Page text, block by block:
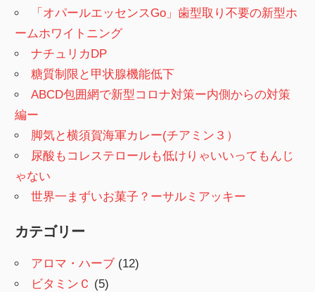
「オパールエッセンスGo」歯型取り不要の新型ホ
ームホワイトニング
ナチュリカDP
糖質制限と甲状腺機能低下
ABCD包囲網で新型コロナ対策ー内側からの対策
編ー
脚気と横須賀海軍カレー(チアミン３）
尿酸もコレステロールも低けりゃいいってもんじ
ゃない
世界一まずいお菓子？ーサルミアッキー
カテゴリー
アロマ・ハーブ (12)
ビタミンＣ (5)